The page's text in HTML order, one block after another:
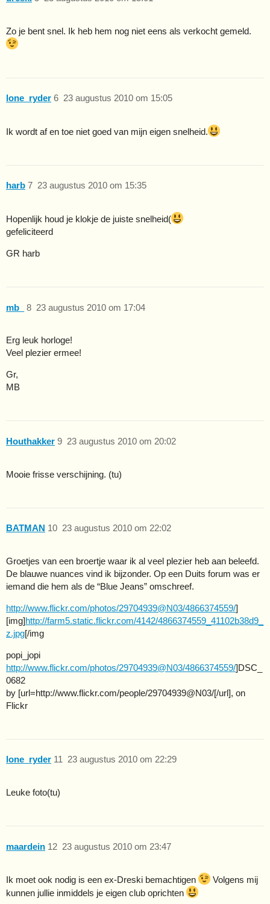
Zo je bent snel. Ik heb hem nog niet eens als verkocht gemeld.
lone_ryder 23 augustus 2010 om 15:05
6
Ik wordt af en toe niet goed van mijn eigen snelheid.
harb 23 augustus 2010 om 15:35
7
Hopenlijk houd je klokje de juiste snelheid(
gefeliciteerd
GR harb
mb_ 23 augustus 2010 om 17:04
8
Erg leuk horloge!
Veel plezier ermee!
Gr,
MB
Houthakker 23 augustus 2010 om 20:02
9
Mooie frisse verschijning. (tu)
BATMAN 23 augustus 2010 om 22:02
10
Groetjes van een broertje waar ik al veel plezier heb aan beleefd.
De blauwe nuances vind ik bijzonder. Op een Duits forum was er
iemand die hem als de “Blue Jeans” omschreef.
http://www.flickr.com/photos/29704939@N03/4866374559/]
[img]http://farm5.static.flickr.com/4142/4866374559_41102b38d9_
z.jpg[/img
popi_jopi
http://www.flickr.com/photos/29704939@N03/4866374559/]DSC_
0682
by [url=http://www.flickr.com/people/29704939@N03/[/url], on
Flickr
lone_ryder 23 augustus 2010 om 22:29
11
Leuke foto(tu)
maardein 23 augustus 2010 om 23:47
12
Ik moet ook nodig is een ex-Dreski bemachtigen
Volgens mij
kunnen jullie inmiddels je eigen club oprichten